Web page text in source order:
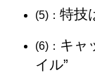
(5)： 特技
(6)： キャ
イル”